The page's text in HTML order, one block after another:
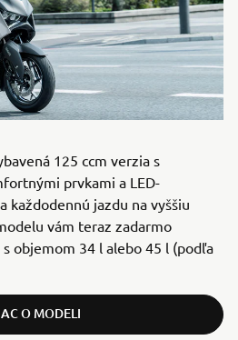
125 ccm verzia s
prvkami a LED-
každodennú jazdu na vyššiu
vám teraz zadarmo
objemom 34 l alebo 45 l (podľa
O MODELI